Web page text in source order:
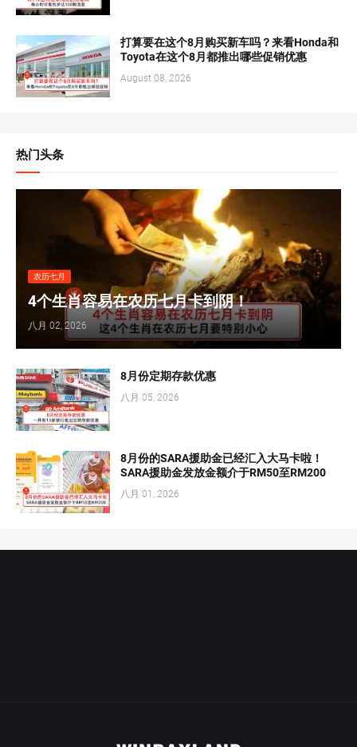
打算要在这个8月购买新车吗？来看Honda和
Toyota在这个8月都推出哪些促销优惠
August 08, 2026
热门头条
农历七月
4个生肖容易在农历七月卡到阴！
八月 02, 2026
8月份定期存款优惠
八月 05, 2026
8月份的SARA援助金已经汇入大马卡啦！
SARA援助金发放金额介于RM50至RM200
八月 01, 2026